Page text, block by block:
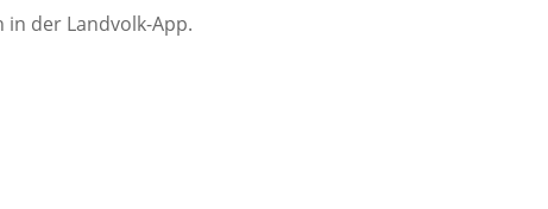
der Landvolk-App.